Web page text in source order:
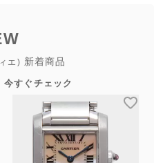
エ) 新着商品
今すぐチェック